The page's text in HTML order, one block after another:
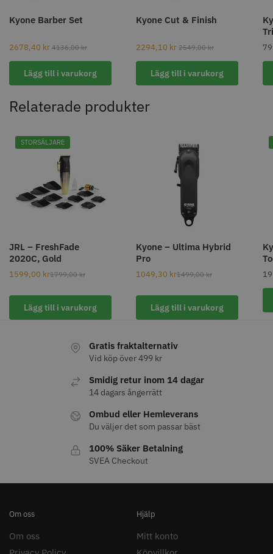
Kyone Barber Set
2678,40 kr 4136,00kr
Lägg till i varukorg
Kyone Cut & Finish
2294,10 kr 2549,00kr
Lägg till i varukorg
Relaterade produkter
STORSÄLJARE
JRL – FreshFade
2020C, Gold
1599,00 kr1799,00kr
Lägg till i varukorg
Kyone – Ultima Hybrid
Pro
1049,30 kr1499,00kr
Lägg till i varukorg
Gratis fraktalternativ
Vid köp över 499 kr
Smidig retur inom 14 dagar
14 dagars ångerrätt
Ombud eller Hemleverans
Du väljer det som passar bäst
100% Säker Betalning
SVEA Checkout
Om oss
Om oss
Hjälp
Mitt konto